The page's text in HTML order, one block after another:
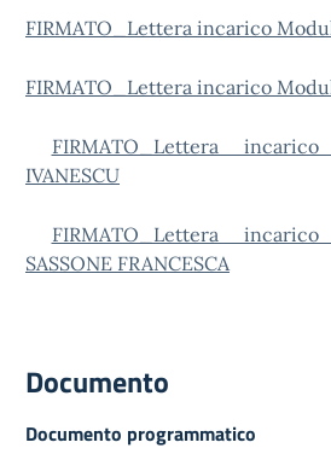
FIRMATO_Lettera incarico
FIRMATO_Lettera incarico
FIRMATO_Lettera
IVANESCU
FIRMATO_Lettera
SASSONE FRANCESCA
Documento
Documento programmatico